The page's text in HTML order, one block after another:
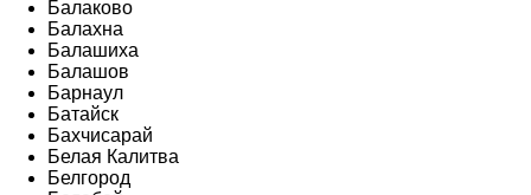
Балаково
Балахна
Балашиха
Балашов
Барнаул
Батайск
Бахчисарай
Белая Калитва
Белгород